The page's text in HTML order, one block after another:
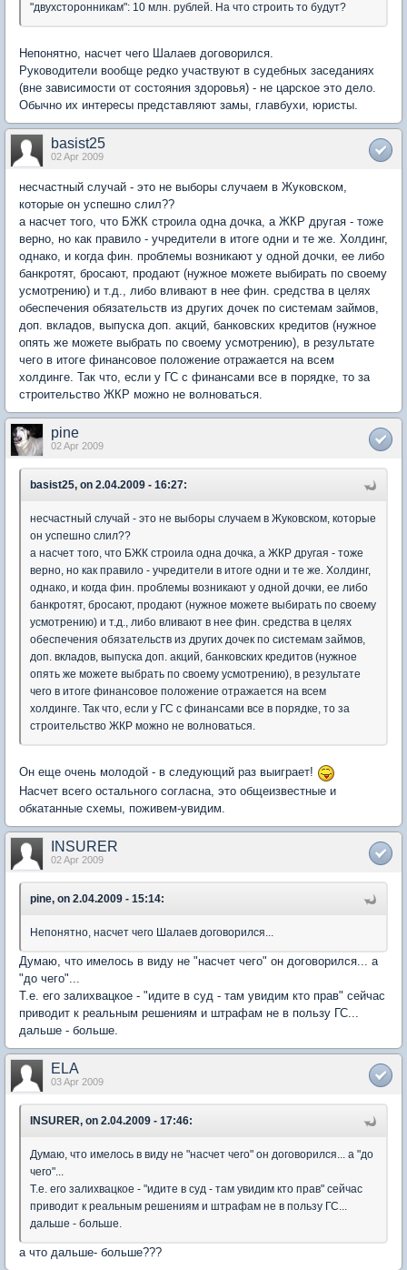
"двухсторонникам": 10 млн. рублей. На что строить то будут?
Непонятно, насчет чего Шалаев договорился.
Руководители вообще редко участвуют в судебных заседаниях
(вне зависимости от состояния здоровья) - не царское это дело.
Обычно их интересы представляют замы, главбухи, юристы.
basist25
02 Apr 2009
несчастный случай - это не выборы случаем в Жуковском,
которые он успешно слил??
а насчет того, что БЖК строила одна дочка, а ЖКР другая - тоже
верно, но как правило - учредители в итоге одни и те же. Холдинг,
однако, и когда фин. проблемы возникают у одной дочки, ее либо
банкротят, бросают, продают (нужное можете выбирать по своему
усмотрению) и т.д., либо вливают в нее фин. средства в целях
обеспечения обязательств из других дочек по системам займов,
доп. вкладов, выпуска доп. акций, банковских кредитов (нужное
опять же можете выбрать по своему усмотрению), в результате
чего в итоге финансовое положение отражается на всем
холдинге. Так что, если у ГС с финансами все в порядке, то за
строительство ЖКР можно не волноваться.
pine
02 Apr 2009
basist25, on 2.04.2009 - 16:27:
несчастный случай - это не выборы случаем в Жуковском, которые
он успешно слил??
а насчет того, что БЖК строила одна дочка, а ЖКР другая - тоже
верно, но как правило - учредители в итоге одни и те же. Холдинг,
однако, и когда фин. проблемы возникают у одной дочки, ее либо
банкротят, бросают, продают (нужное можете выбирать по своему
усмотрению) и т.д., либо вливают в нее фин. средства в целях
обеспечения обязательств из других дочек по системам займов,
доп. вкладов, выпуска доп. акций, банковских кредитов (нужное
опять же можете выбрать по своему усмотрению), в результате
чего в итоге финансовое положение отражается на всем
холдинге. Так что, если у ГС с финансами все в порядке, то за
строительство ЖКР можно не волноваться.
Он еще очень молодой - в следующий раз выиграет!
Насчет всего остального согласна, это общеизвестные и
обкатанные схемы, поживем-увидим.
INSURER
02 Apr 2009
pine, on 2.04.2009 - 15:14:
Непонятно, насчет чего Шалаев договорился...
Думаю, что имелось в виду не "насчет чего" он договорился... а
"до чего"...
Т.е. его залихвацкое - "идите в суд - там увидим кто прав" сейчас
приводит к реальным решениям и штрафам не в пользу ГС...
дальше - больше.
ELA
03 Apr 2009
INSURER, on 2.04.2009 - 17:46:
Думаю, что имелось в виду не "насчет чего" он договорился... а "до
чего"...
Т.е. его залихвацкое - "идите в суд - там увидим кто прав" сейчас
приводит к реальным решениям и штрафам не в пользу ГС...
дальше - больше.
а что дальше- больше???